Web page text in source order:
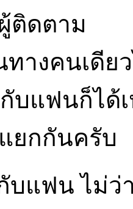
ติดตาม
ทางคนเดี
บแฟนก็ได้
ยกกันครับ
แฟน ไม่ว่